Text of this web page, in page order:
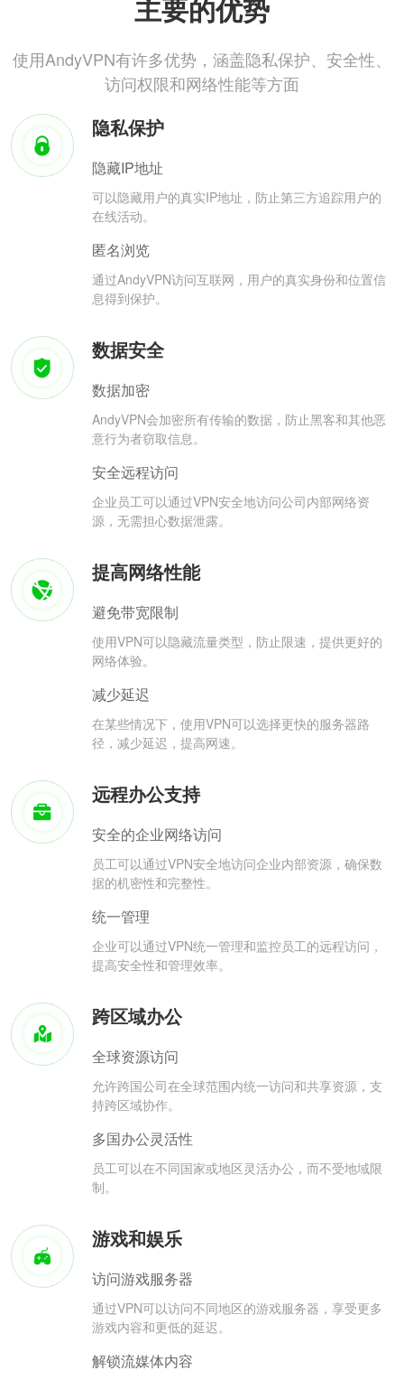
主要的优势
使用AndyVPN有许多优势，涵盖隐私保护、安全性、
访问权限和网络性能等方面
隐私保护
隐藏IP地址
可以隐藏用户的真实IP地址，防止第三方追踪用户的
在线活动。
匿名浏览
通过AndyVPN访问互联网，用户的真实身份和位置信
息得到保护。
数据安全
数据加密
AndyVPN会加密所有传输的数据，防止黑客和其他恶
意行为者窃取信息。
安全远程访问
企业员工可以通过VPN安全地访问公司内部网络资
源，无需担心数据泄露。
提高网络性能
避免带宽限制
使用VPN可以隐藏流量类型，防止限速，提供更好的
网络体验。
减少延迟
在某些情况下，使用VPN可以选择更快的服务器路
径，减少延迟，提高网速。
远程办公支持
安全的企业网络访问
员工可以通过VPN安全地访问企业内部资源，确保数
据的机密性和完整性。
统一管理
企业可以通过VPN统一管理和监控员工的远程访问，
提高安全性和管理效率。
跨区域办公
全球资源访问
允许跨国公司在全球范围内统一访问和共享资源，支
持跨区域协作。
多国办公灵活性
员工可以在不同国家或地区灵活办公，而不受地域限
制。
游戏和娱乐
访问游戏服务器
通过VPN可以访问不同地区的游戏服务器，享受更多
游戏内容和更低的延迟。
解锁流媒体内容